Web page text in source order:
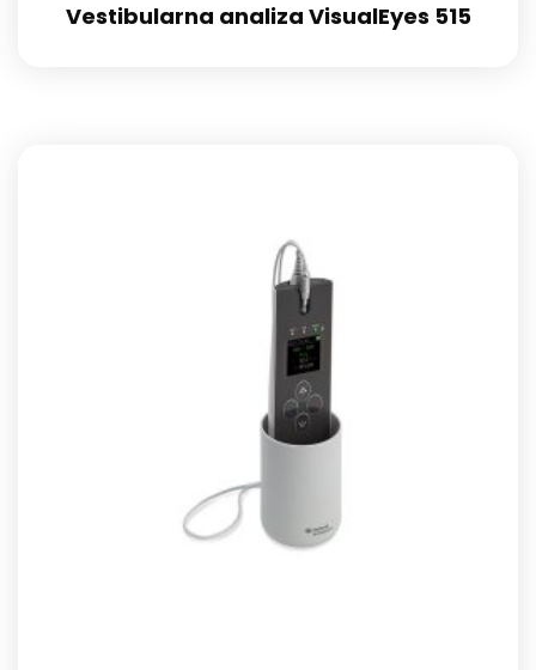
Vestibularna analiza VisualEyes 515